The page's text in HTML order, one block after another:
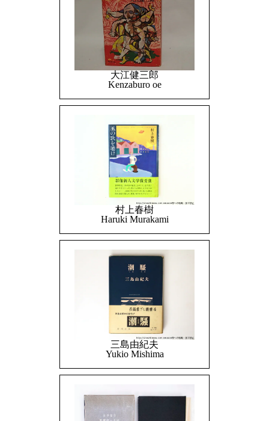
大江健三郎
Kenzaburo oe
村上春樹
Haruki Murakami
三島由紀夫
Yukio Mishima